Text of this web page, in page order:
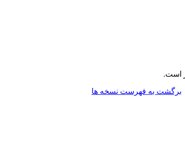
است.
برگشت به فهرست نسخه ها